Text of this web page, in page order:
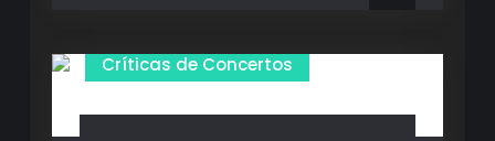
Dia):
A
enchente
de
Del
Críticas de Concertos